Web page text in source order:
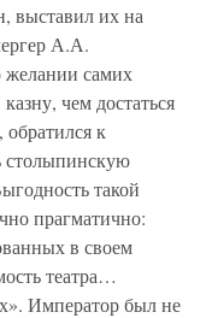
выставил их на
А.А.
желании самих
чем достаться
к
столыпинскую
такой
прагматично:
в своем
театра…
Император был не